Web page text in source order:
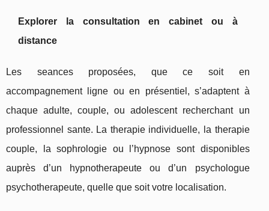
Explorer la consultation en cabinet ou à
distance
Les seances proposées, que ce soit en
accompagnement ligne ou en présentiel, s’adaptent à
chaque adulte, couple, ou adolescent recherchant un
professionnel sante. La therapie individuelle, la therapie
couple, la sophrologie ou l’hypnose sont disponibles
auprès d’un hypnotherapeute ou d’un psychologue
psychotherapeute, quelle que soit votre localisation.